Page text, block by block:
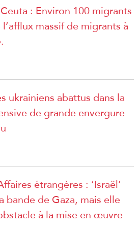
: Environ 100 migrants
massif de migrants à
ukrainiens abattus dans la
de grande envergure
étrangères : ‘Israël’
de Gaza, mais elle
à la mise en œuvre